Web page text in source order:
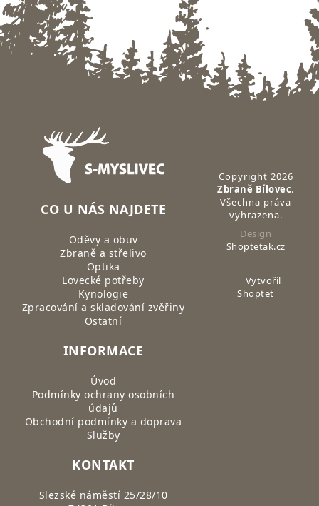
Zápatí
CO U NÁS NAJDETE
Oděvy a obuv
Zbraně a střelivo
Optika
Lovecké potřeby
Kynologie
Zpracování a skladování zvěřiny
Ostatní
INFORMACE
Úvod
Podmínky ochrany osobních
údajů
Obchodní podmínky a doprava
Služby
KONTAKT
Slezské náměstí 25/28/10
Copyright 2026
Zbraně Bílovec.
Všechna práva
vyhrazena.
Design
Shoptetak.cz
Vytvořil
Shoptet